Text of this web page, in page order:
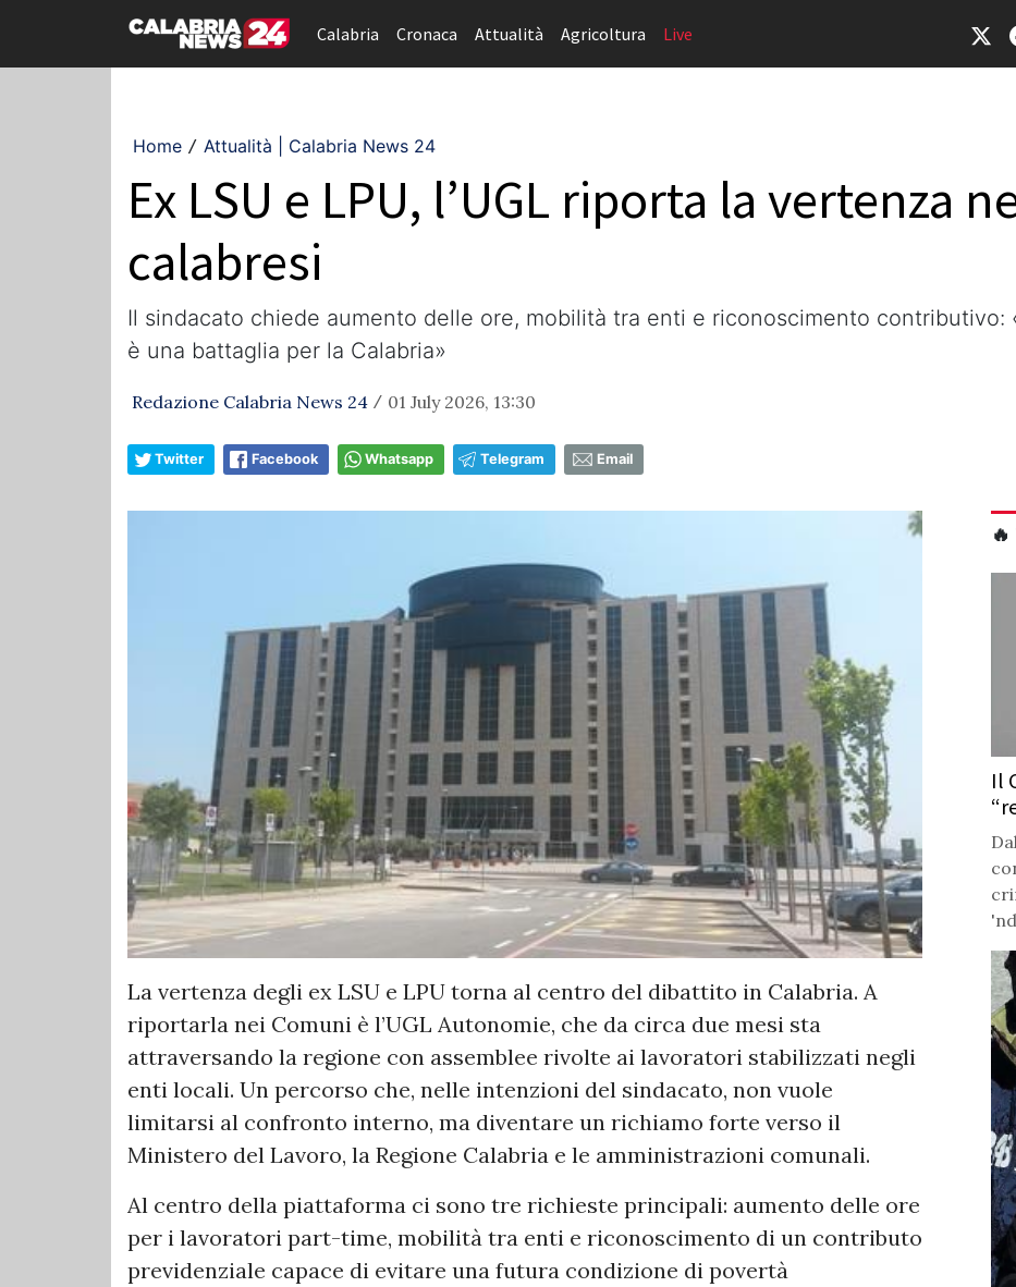
Calabria Cronaca Attualità Agricoltura Live
Home / Attualità | Calabria News 24
Ex LSU e LPU, l’UGL riporta la vertenza
calabresi
Il sindacato chiede aumento delle ore, mobilità tra enti e riconoscimento contributivo:
è una battaglia per la Calabria»
Redazione Calabria News 24 / 01 July 2026, 13:30
Twitter Facebook Whatsapp Telegram Email
La vertenza degli ex LSU e LPU torna al centro del dibattito in Calabria. A
riportarla nei Comuni è l’UGL Autonomie, che da circa due mesi sta
attraversando la regione con assemblee rivolte ai lavoratori stabilizzati negli
enti locali. Un percorso che, nelle intenzioni del sindacato, non vuole
limitarsi al confronto interno, ma diventare un richiamo forte verso il
Ministero del Lavoro, la Regione Calabria e le amministrazioni comunali.
Al centro della piattaforma ci sono tre richieste principali: aumento delle ore
per i lavoratori part-time, mobilità tra enti e riconoscimento di un contributo
previdenziale capace di evitare una futura condizione di povertà
Il